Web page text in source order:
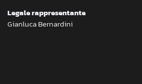
Legale rappresentante
Gianluca Bernardini